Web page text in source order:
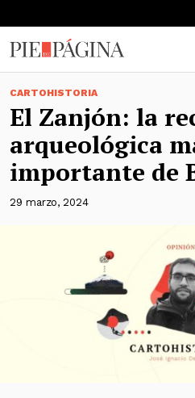
CARTOHISTORIA
El Zanjón: la
arqueológica
importante de
29 marzo, 2024